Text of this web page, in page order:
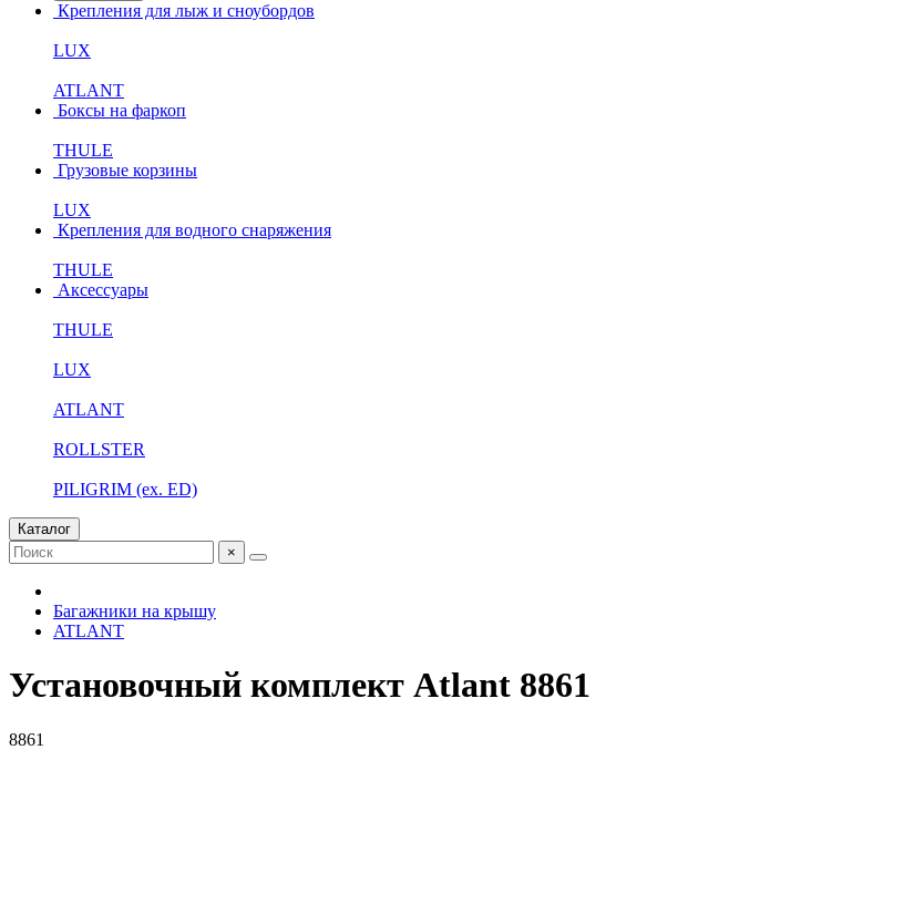
Крепления для лыж и сноубордов
LUX
ATLANT
Боксы на фаркоп
THULE
Грузовые корзины
LUX
Крепления для водного снаряжения
THULE
Аксессуары
THULE
LUX
ATLANT
ROLLSTER
PILIGRIM (ex. ED)
Каталог
×
Багажники на крышу
ATLANT
Установочный комплект Atlant 8861
8861